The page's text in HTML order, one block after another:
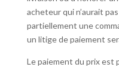
acheteur qui n’aurait
partiellement une
un litige de paiement
Le paiement du prix est